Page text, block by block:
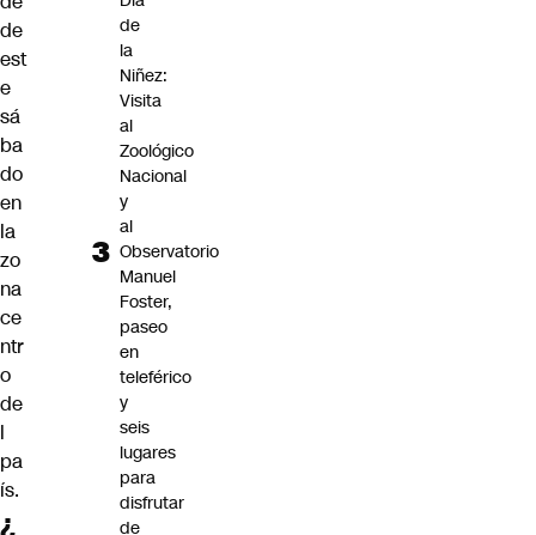
de
est
e
sá
ba
do
en
la
zo
na
ce
ntr
o
de
l
pa
ís.
¿
de
la
Niñez:
Visita
al
Zoológico
Nacional
y
al
Observatorio
Manuel
Foster,
paseo
en
teleférico
y
seis
lugares
para
disfrutar
de